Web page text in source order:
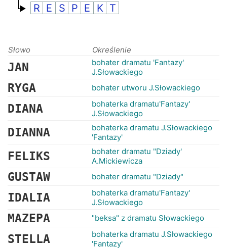
R E S P E K T
Słowo Określenie
JAN
bohater dramatu 'Fantazy'
J.Słowackiego
RYGA bohater utworu J.Słowackiego
DIANA
bohaterka dramatu'Fantazy'
J.Słowackiego
DIANNA
bohaterka dramatu J.Słowackiego
'Fantazy'
FELIKS
bohater dramatu "Dziady'
A.Mickiewicza
GUSTAW bohater dramatu "Dziady"
IDALIA
bohaterka dramatu'Fantazy'
J.Słowackiego
MAZEPA "beksa" z dramatu Słowackiego
STELLA
bohaterka dramatu J.Słowackiego
'Fantazy'